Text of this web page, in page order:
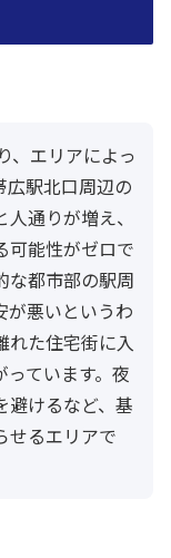
、エリアによっ
広駅北口周辺の
通りが増え、
可能性がゼロで
な都市部の駅周
が悪いというわ
れた住宅街に入
ています。夜
避けるなど、基
せるエリアで